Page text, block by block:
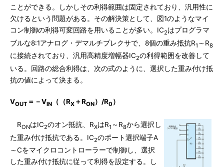
ことができる。しかしその利得範囲は固定されており、汎用性に
欠けるという問題がある。その解決策として、図1のようなマイ
コン制御の利得可変回路を用いることが多い。IC2はプログラマ
ブルな8:1アナログ・デマルチプレクサで、8個の重み抵抗R1 ～R8
に接続されており、汎用高精度増幅器IC2の利得範囲を改善して
いる。回路の総合利得は、次の式のように、選択した重み付け抵
抗の値によって決まる。
VOUT ＝－VIN （（RX ＋RON）/R0）
RONはIC2のオン抵抗、RXはR1 ～R8から選択し
た重み付け抵抗である。IC2のポート選択端子A
～Cをマイクロコントローラーで制御し、選択
した重み付け抵抗に従って利得を設定する。し